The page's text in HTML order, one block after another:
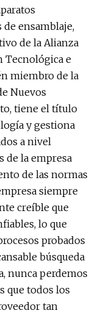
ensamblaje,
de la Alianza
Tecnológica e
miembro de la
Nuevos
tiene el título
y gestiona
a nivel
de la empresa
de las normas
siempre
creíble que
lo que
probados
búsqueda
nunca perdemos
que todos los
tan